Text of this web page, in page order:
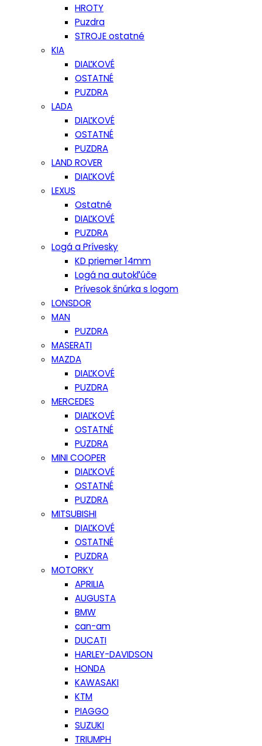
HROTY
Puzdra
STROJE ostatné
KIA
DIAĽKOVÉ
OSTATNÉ
PUZDRA
LADA
DIAĽKOVÉ
OSTATNÉ
PUZDRA
LAND ROVER
DIAĽKOVÉ
LEXUS
Ostatné
DIAĽKOVÉ
PUZDRA
Logá a Prívesky
KD priemer 14mm
Logá na autokľúče
Prívesok šnúrka s logom
LONSDOR
MAN
PUZDRA
MASERATI
MAZDA
DIAĽKOVÉ
PUZDRA
MERCEDES
DIAĽKOVÉ
OSTATNÉ
PUZDRA
MINI COOPER
DIAĽKOVÉ
OSTATNÉ
PUZDRA
MITSUBISHI
DIAĽKOVÉ
OSTATNÉ
PUZDRA
MOTORKY
APRILIA
AUGUSTA
BMW
can-am
DUCATI
HARLEY-DAVIDSON
HONDA
KAWASAKI
KTM
PIAGGO
SUZUKI
TRIUMPH